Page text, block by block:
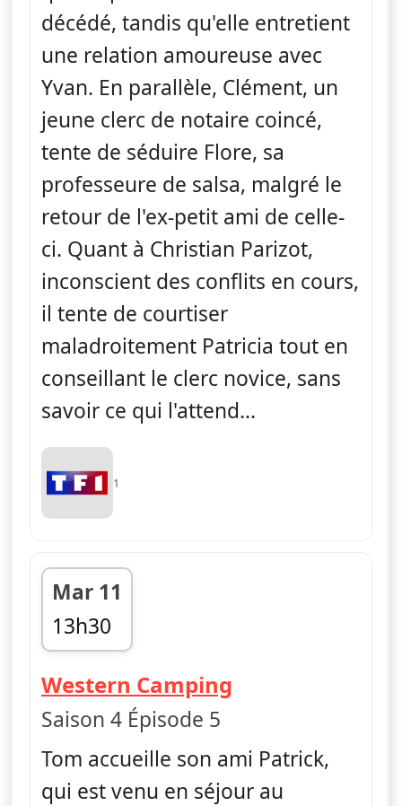
décédé, tandis qu'elle entretient
une relation amoureuse avec
Yvan. En parallèle, Clément, un
jeune clerc de notaire coincé,
tente de séduire Flore, sa
professeure de salsa, malgré le
retour de l'ex-petit ami de celle-
ci. Quant à Christian Parizot,
inconscient des conflits en cours,
il tente de courtiser
maladroitement Patricia tout en
conseillant le clerc novice, sans
savoir ce qui l'attend...
1
Mar 11
13h30
fin 15h20
Western Camping
Saison 4 Épisode 5
Tom accueille son ami Patrick,
qui est venu en séjour au